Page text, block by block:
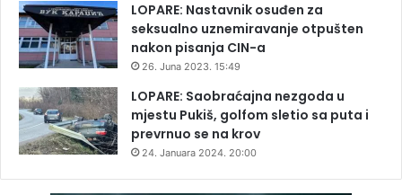
LOPARE: Nastavnik osuđen za
seksualno uznemiravanje otpušten
nakon pisanja CIN-a
26. Juna 2023. 15:49
LOPARE: Saobraćajna nezgoda u
mjestu Pukiš, golfom sletio sa puta i
prevrnuo se na krov
24. Januara 2024. 20:00